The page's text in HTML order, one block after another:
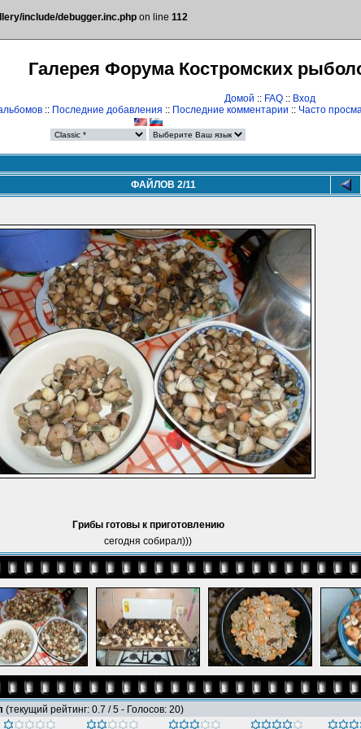
include/debugger.inc.php on line 112
Галерея Форума Костромских
Домой :: FAQ :: Вход
:: Последние добавления :: Последние комментарии :: Часто
ФАЙЛОВ 2/11
Грибы готовы к приготовлению
сегодня собирал)))
(текущий рейтинг: 0.7 / 5 - Голосов: 20)